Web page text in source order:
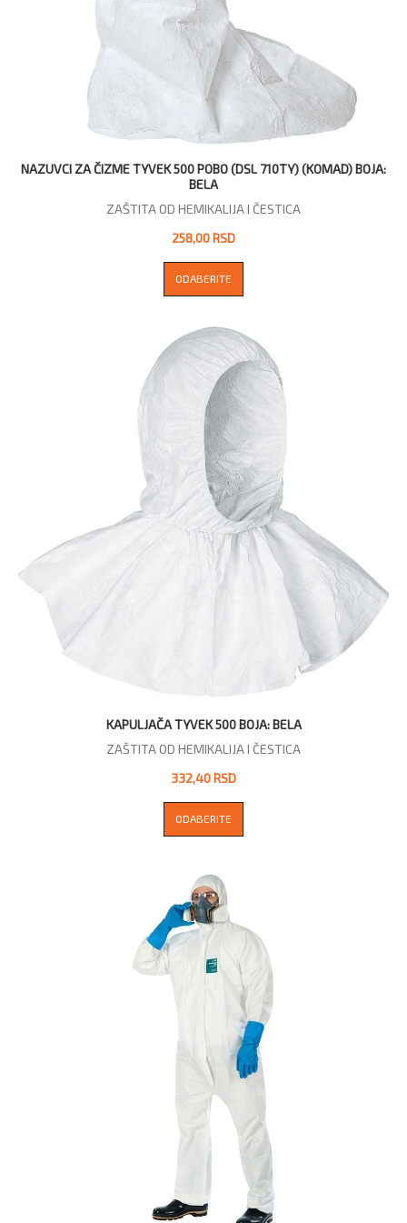
NAZUVCI ZA ČIZME TYVEK 500 POBO (DSL 710TY) (KOMAD) BOJA:
BELA
ZAŠTITA OD HEMIKALIJA I ČESTICA
258,00 RSD
ODABERITE
KAPULJAČA TYVEK 500 BOJA: BELA
ZAŠTITA OD HEMIKALIJA I ČESTICA
332,40 RSD
ODABERITE